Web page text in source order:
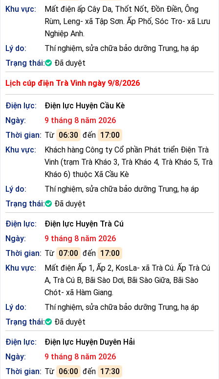
Khu vực:
Mất điện ấp Cây Da, Thốt Nốt, Đồn Điền, Ông
Rùm, Leng- xã Tập Sơn. Ấp Phố, Sóc Tro- xã Lưu
Nghiệp Anh.
Lý do:
Thí nghiệm, sửa chữa bảo dưỡng Trung, hạ áp
Trạng thái:
Đã duyệt
Lịch cúp điện Trà Vinh ngày 9/8/2026
Điện lực:
Điện lực Huyện Cầu Kè
Ngày:
9 tháng 8 năm 2026
Thời gian: Từ 06:30 đến 17:00
Khu vực:
Khách hàng Công ty Cổ phần Phát triển Điện Trà
Vinh (trạm Trà Kháo 3, Trà Kháo 4, Trà Kháo 5, Trà
Kháo 6) thuộc Xã Cầu Kè
Lý do:
Thí nghiệm, sửa chữa bảo dưỡng Trung, hạ áp
Trạng thái:
Đã duyệt
Điện lực:
Điện lực Huyện Trà Cú
Ngày:
9 tháng 8 năm 2026
Thời gian: Từ 07:00 đến 17:00
Khu vực:
Mất điện Ấp 1, Ấp 2, KosLa- xã Trà Cú. Ấp Trà Cú
A, Trà Cú B, Bãi Sào Dơi, Bãi Sào Giữa, Bãi Sào
Chót- xã Hàm Giang.
Lý do:
Thí nghiệm, sửa chữa bảo dưỡng Trung, hạ áp
Trạng thái:
Đã duyệt
Điện lực:
Điện lực Huyện Duyên Hải
Ngày:
9 tháng 8 năm 2026
Thời gian: Từ 06:00 đến 17:30